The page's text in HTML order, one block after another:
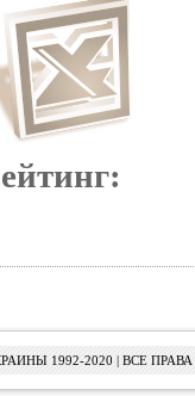
1992-2020 | ВСЕ